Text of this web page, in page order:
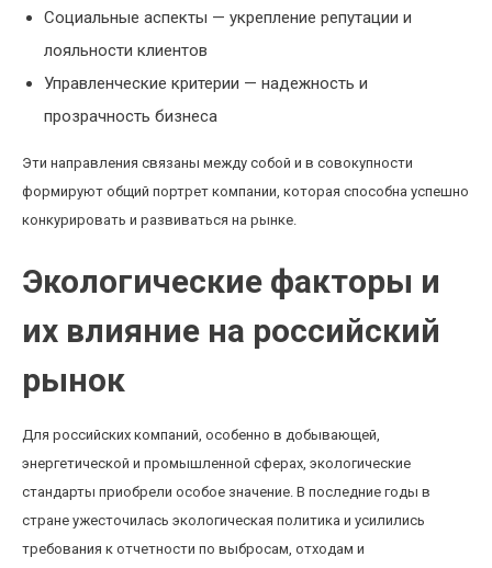
Социальные аспекты — укрепление репутации и
лояльности клиентов
Управленческие критерии — надежность и
прозрачность бизнеса
Эти направления связаны между собой и в совокупности
формируют общий портрет компании, которая способна успешно
конкурировать и развиваться на рынке.
Экологические факторы и
их влияние на российский
рынок
Для российских компаний, особенно в добывающей,
энергетической и промышленной сферах, экологические
стандарты приобрели особое значение. В последние годы в
стране ужесточилась экологическая политика и усилились
требования к отчетности по выбросам, отходам и